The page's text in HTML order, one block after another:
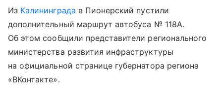
Из Калининграда в Пионерский пустили
дополнительный маршрут автобуса № 118А.
Об этом сообщили представители регионального
министерства развития инфраструктуры
на официальной странице губернатора региона
«ВКонтакте».